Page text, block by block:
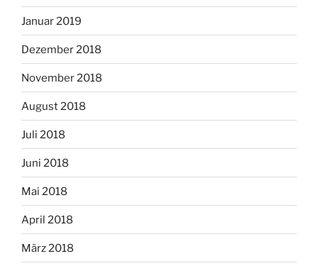
Januar 2019
Dezember 2018
November 2018
August 2018
Juli 2018
Juni 2018
Mai 2018
April 2018
März 2018